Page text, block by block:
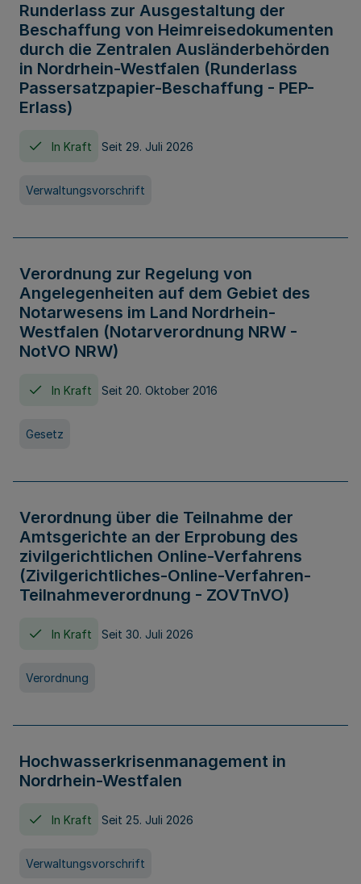
Runderlass zur Ausgestaltung der
Beschaffung von Heimreisedokumenten
durch die Zentralen Ausländerbehörden
in Nordrhein-Westfalen (Runderlass
Passersatzpapier-Beschaffung - PEP-
Erlass)
In Kraft Seit 29. Juli 2026
Verwaltungsvorschrift
Verordnung zur Regelung von
Angelegenheiten auf dem Gebiet des
Notarwesens im Land Nordrhein-
Westfalen (Notarverordnung NRW -
NotVO NRW)
In Kraft Seit 20. Oktober 2016
Gesetz
Verordnung über die Teilnahme der
Amtsgerichte an der Erprobung des
zivilgerichtlichen Online-Verfahrens
(Zivilgerichtliches-Online-Verfahren-
Teilnahmeverordnung - ZOVTnVO)
In Kraft Seit 30. Juli 2026
Verordnung
Hochwasserkrisenmanagement in
Nordrhein-Westfalen
In Kraft Seit 25. Juli 2026
Verwaltungsvorschrift